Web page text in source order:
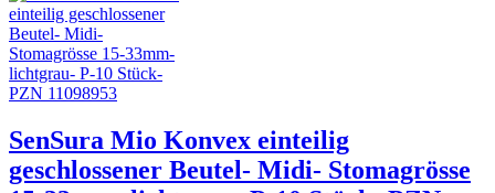
SenSura Mio Konvex einteilig
geschlossener Beutel- Midi- Stomagrösse